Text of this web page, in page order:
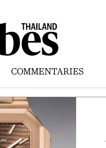
COMMENTARIES